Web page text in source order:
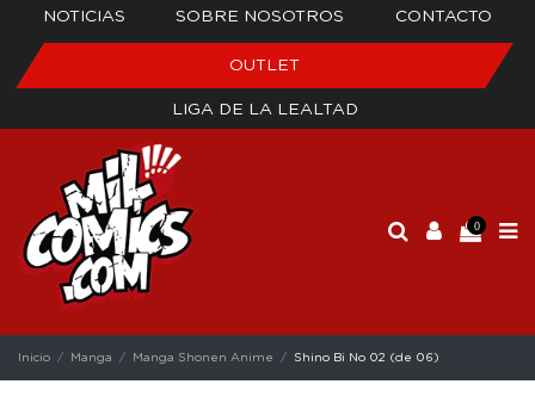
NOTICIAS SOBRE NOSOTROS CONTACTO
OUTLET
LIGA DE LA LEALTAD
0
Inicio Manga Manga Shonen Anime Shino Bi No 02 (de 06)